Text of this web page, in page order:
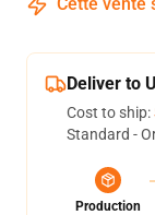
Deliver to
Cost to ship:
Standard -
Production